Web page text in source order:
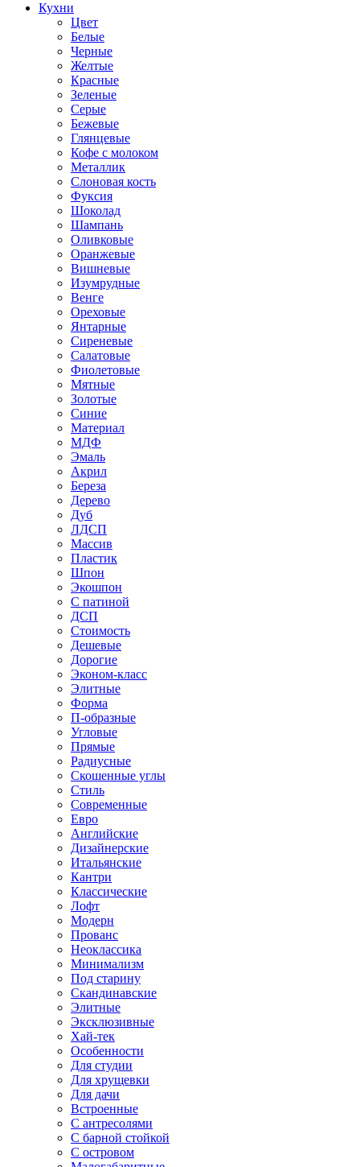
Кухни
Цвет
Белые
Черные
Желтые
Красные
Зеленые
Серые
Бежевые
Глянцевые
Кофе с молоком
Металлик
Слоновая кость
Фуксия
Шоколад
Шампань
Оливковые
Оранжевые
Вишневые
Изумрудные
Венге
Ореховые
Янтарные
Сиреневые
Салатовые
Фиолетовые
Мятные
Золотые
Синие
Материал
МДФ
Эмаль
Акрил
Береза
Дерево
Дуб
ЛДСП
Массив
Пластик
Шпон
Экошпон
С патиной
ДСП
Стоимость
Дешевые
Дорогие
Эконом-класс
Элитные
Форма
П-образные
Угловые
Прямые
Радиусные
Скошенные углы
Стиль
Современные
Евро
Английские
Дизайнерские
Итальянские
Кантри
Классические
Лофт
Модерн
Прованс
Неоклассика
Минимализм
Под старину
Скандинавские
Элитные
Эксклюзивные
Хай-тек
Особенности
Для студии
Для хрущевки
Для дачи
Встроенные
С антресолями
С барной стойкой
С островом